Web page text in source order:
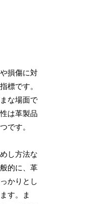
損傷に対
標です。
な場面で
は革製品
です。
し方法な
的に、革
かりとし
す。ま